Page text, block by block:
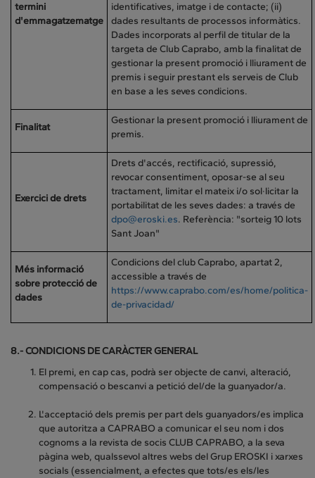
termini
d'emmagatzematge
identificatives, imatge i de contacte; (ii)
dades resultants de processos informàtics.
Dades incorporats al perfil de titular de la
targeta de Club Caprabo, amb la finalitat de
gestionar la present promoció i lliurament de
premis i seguir prestant els serveis de Club
en base a les seves condicions.
Finalitat
Gestionar la present promoció i lliurament de
premis.
Exercici de drets
Drets d'accés, rectificació, supressió,
revocar consentiment, oposar-se al seu
tractament, limitar el mateix i/o sol·licitar la
portabilitat de les seves dades: a través de
dpo@eroski.es. Referència: "sorteig 10 lots
Sant Joan"
Més informació
sobre protecció de
dades
Condicions del club Caprabo, apartat 2,
accessible a través de
https://www.caprabo.com/es/home/politica-
de-privacidad/
8.- CONDICIONS DE CARÀCTER GENERAL
El premi, en cap cas, podrà ser objecte de canvi, alteració,
compensació o bescanvi a petició del/de la guanyador/a.
L'acceptació dels premis per part dels guanyadors/es implica
que autoritza a CAPRABO a comunicar el seu nom i dos
cognoms a la revista de socis CLUB CAPRABO, a la seva
pàgina web, qualssevol altres webs del Grup EROSKI i xarxes
socials (essencialment, a efectes que tots/es els/les